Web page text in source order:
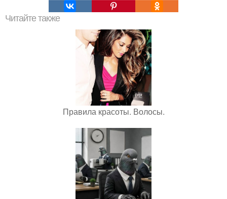
Читайте также
Правила красоты. Волосы.